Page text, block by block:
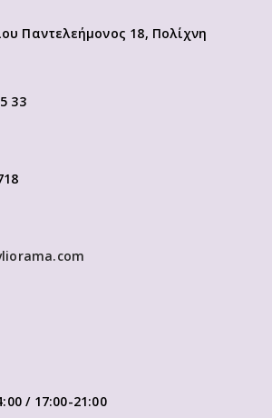
Παντελεήμονος 18, Πολίχνη
33
/ 17:00-21:00